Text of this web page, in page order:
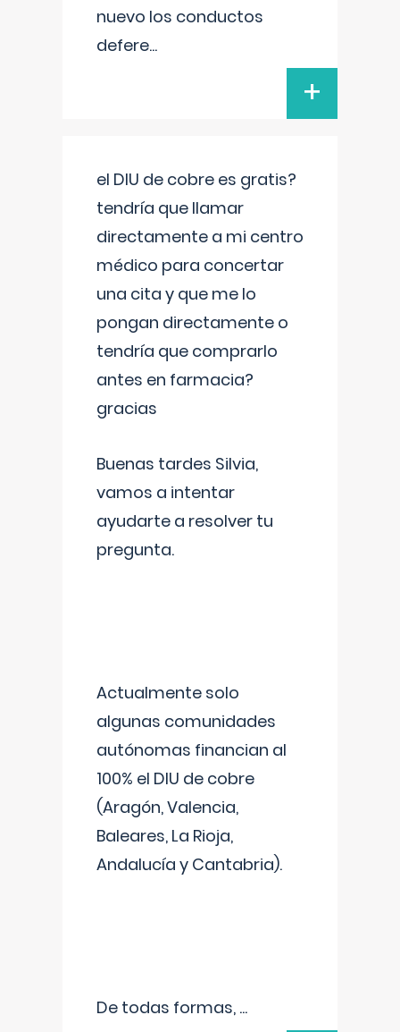
nuevo los conductos
defere...
+
el DIU de cobre es gratis?
tendría que llamar
directamente a mi centro
médico para concertar
una cita y que me lo
pongan directamente o
tendría que comprarlo
antes en farmacia?
gracias
Buenas tardes Silvia,
vamos a intentar
ayudarte a resolver tu
pregunta.
Actualmente solo
algunas comunidades
autónomas financian al
100% el DIU de cobre
(Aragón, Valencia,
Baleares, La Rioja,
Andalucía y Cantabria).
De todas formas, ...